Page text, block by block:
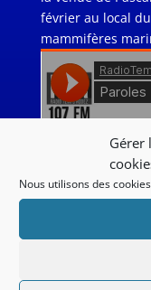
Gérer
Nous utilisons des
février au local
mammifères